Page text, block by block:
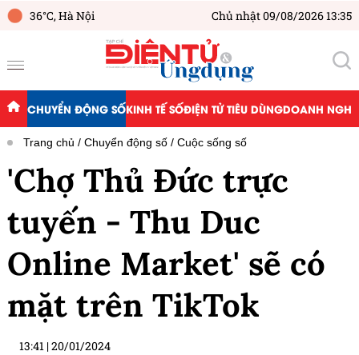
36°C,Hà Nội Chủ nhật 09/08/2026 13:35
CHUYỂN ĐỘNG SỐKINH TẾ SỐĐIỆN TỬ TIÊU DÙNGDOANH
Trang chủ Chuyển động số Cuộc sống số
'Chợ Thủ Đức trực
tuyến - Thu Duc
Online Market' sẽ có
mặt trên TikTok
13:41 |20/01/2024